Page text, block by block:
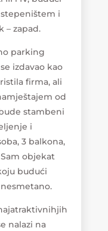
i
– zapad.
parking
izdavao kao
firma, ali
od
stambeni
i
3 balkona,
objekat
budući
nalazi na